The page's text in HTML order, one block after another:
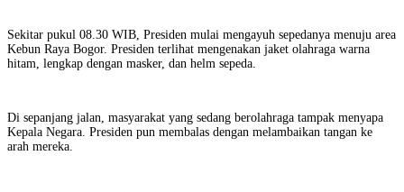
Sekitar pukul 08.30 WIB, Presiden mulai mengayuh sepedanya menuju area
Kebun Raya Bogor. Presiden terlihat mengenakan jaket olahraga warna
hitam, lengkap dengan masker, dan helm sepeda.
Di sepanjang jalan, masyarakat yang sedang berolahraga tampak menyapa
Kepala Negara. Presiden pun membalas dengan melambaikan tangan ke
arah mereka.